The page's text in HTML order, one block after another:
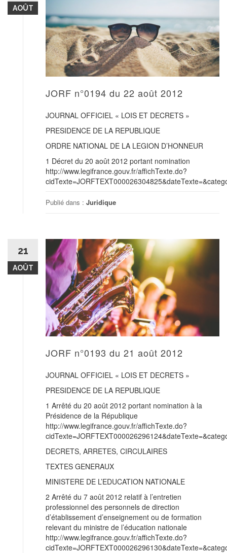
AOÛT
JORF n°0194 du 22 août 2012
JOURNAL OFFICIEL « LOIS ET DECRETS »
PRESIDENCE DE LA REPUBLIQUE
ORDRE NATIONAL DE LA LEGION D’HONNEUR
1 Décret du 20 août 2012 portant nomination
http://www.legifrance.gouv.fr/affichTexte.do?
Publié dans : Juridique
21
AOÛT
JORF n°0193 du 21 août 2012
JOURNAL OFFICIEL « LOIS ET DECRETS »
PRESIDENCE DE LA REPUBLIQUE
1 Arrêté du 20 août 2012 portant nomination à la
Présidence de la République
http://www.legifrance.gouv.fr/affichTexte.do?
DECRETS, ARRETES, CIRCULAIRES
TEXTES GENERAUX
MINISTERE DE L’EDUCATION NATIONALE
2 Arrêté du 7 août 2012 relatif à l’entretien
professionnel des personnels de direction
d’établissement d’enseignement ou de formation
relevant du ministre de l’éducation nationale
http://www.legifrance.gouv.fr/affichTexte.do?